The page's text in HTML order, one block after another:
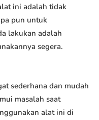
ini adalah tidak
pun untuk
lakukan adalah
segera.
sederhana dan mudah
masalah saat
alat ini di